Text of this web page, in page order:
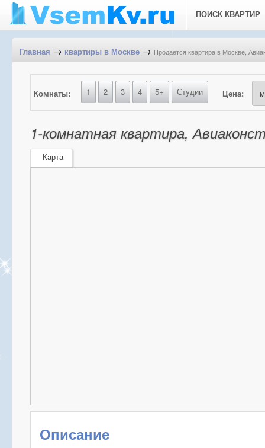
ПОИСК КВАРТИР
Главная → квартиры в Москве → Продается квартира в Москве,
Комнаты: 1 2 3 4 5+ Студии Цена:
1-комнатная квартира,
Карта
Описание